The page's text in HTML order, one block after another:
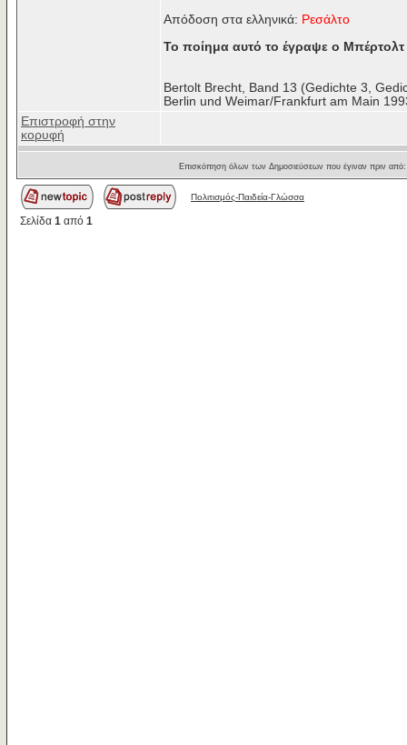
Απόδοση στα ελληνικά: Ρεσάλτο
Το ποίημα αυτό το έγραψε ο
Bertolt Brecht, Band 13 (Gedichte 3,
Berlin und Weimar/Frankfurt am Main
Επιστροφή στην
κορυφή
Επισκόπηση όλων των Δημοσιεύσεων που έγιναν πριν
Πολιτισμός-Παιδεία-Γλώσσα
Σελίδα 1 από 1